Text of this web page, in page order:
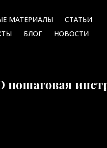
МАТЕРИАЛЫ
СТАТЬИ
БЛОГ НОВОСТИ